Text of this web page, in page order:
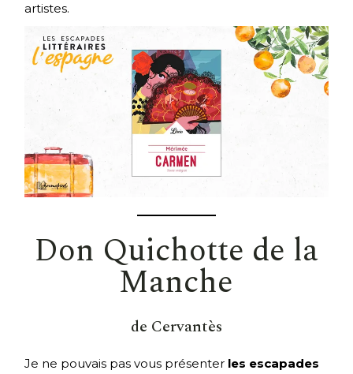
artistes.
Don Quichotte de la
Manche
de Cervantès
Je ne pouvais pas vous présenter les escapades